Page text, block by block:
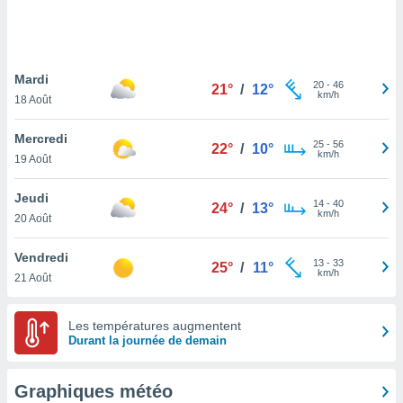
pas
de
à
cas,
que
sur le
et que
Mardi
18 Août
21° / 12° 20- 46
km/h
Mercredi
19 Août
22° / 10° 25- 56
km/h
Jeudi
20 Août
24° / 13° 14- 40
km/h
Vendredi
21 Août
25° / 11° 13- 33
km/h
Les températures augmentent
Durant la journée de demain
Graphiques météo